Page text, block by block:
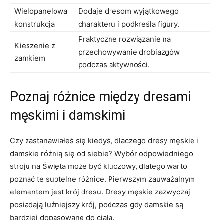
Wielopanelowa⁤
konstrukcja
Dodaje dresom wyjątkowego
charakteru i podkreśla ‌figury.
Kieszenie z
zamkiem
Praktyczne rozwiązanie na
przechowywanie drobiazgów
podczas ​aktywności.
Poznaj⁤ różnice między ‌dresami
męskimi i damskimi
Czy zastanawiałeś ‌się kiedyś, dlaczego dresy męskie i
damskie różnią się od siebie? Wybór odpowiedniego
stroju na Święta⁤ może być kluczowy, dlatego warto
poznać te subtelne różnice. Pierwszym zauważalnym
elementem jest krój dresu. Dresy‌ męskie zazwyczaj
posiadają luźniejszy⁢ krój, podczas ⁤gdy damskie są
bardziej dopasowane do ciała.